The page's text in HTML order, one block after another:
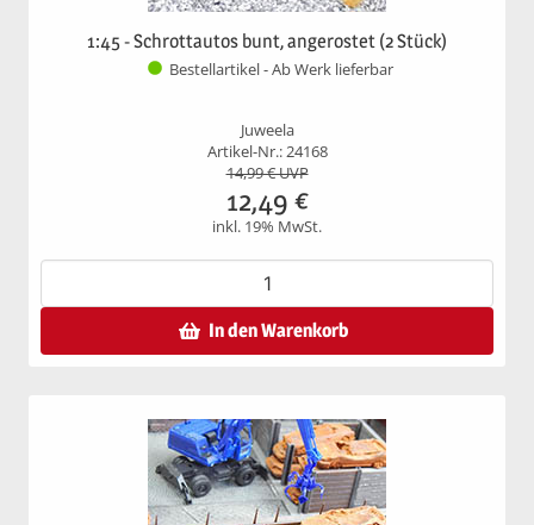
1:45 - Schrottautos bunt, angerostet (2 Stück)
Bestellartikel - Ab Werk lieferbar
Juweela
Artikel-Nr.: 24168
14,99€ UVP
12,49 €
inkl. 19% MwSt.
In den Warenkorb